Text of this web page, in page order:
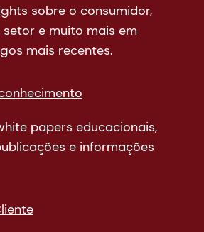
sobre o consumidor,
e muito mais em
mais recentes.
papers educacionais,
e informações